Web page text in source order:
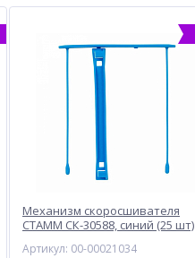
Механизм скоросшивателя
СТАММ СК-30588, синий (25 шт)
Артикул: 00-00021034